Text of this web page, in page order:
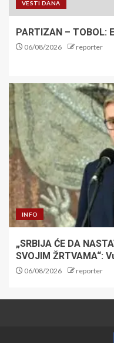
VESTI DANA
PARTIZAN –
06/08/2026 reporter
INFO
„SRBIJA ĆE DA
SVOJIM ŽRTVAMA“:
06/08/2026 reporter